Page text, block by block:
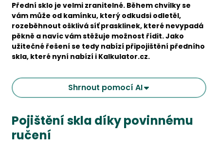
Přední sklo je velmi zranitelné. Během chvilky se
vám může od kamínku, který odkudsi odletěl,
rozeběhnout ošklivá síť prasklinek, které nevypadá
pěkně a navíc vám stěžuje možnost řídit. Jako
užitečné řešení se tedy nabízí připojištění předního
skla, které nyní nabízí i Kalkulator.cz.
Shrnout pomocí AI
Pojištění skla díky povinnému
ručení